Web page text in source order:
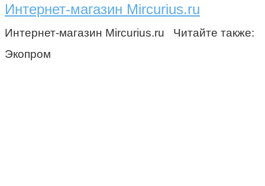
Интернет-магазин Mircurius.ru
Интернет-магазин Mircurius.ru Читайте также:
Экопром